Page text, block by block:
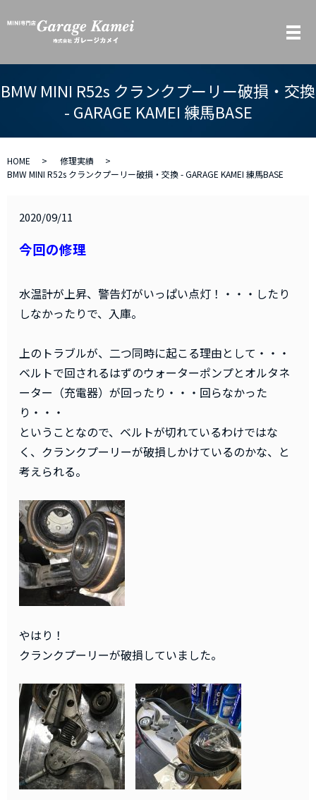
メ
BMW MINI R52s クランクプーリー破損・交換
- GARAGE KAMEI 練馬BASE
HOME
修理実績
BMW MINI R52s クランクプーリー破損・交換 - GARAGE KAMEI 練馬BASE
2020/09/11
今回の修理
水温計が上昇、警告灯がいっぱい点灯！・・・したり
しなかったりで、入庫。
上のトラブルが、二つ同時に起こる理由として・・・
ベルトで回されるはずのウォーターポンプとオルタネ
ーター（充電器）が回ったり・・・回らなかった
り・・・
ということなので、ベルトが切れているわけではな
く、クランクプーリーが破損しかけているのかな、と
考えられる。
やはり！
クランクプーリーが破損していました。